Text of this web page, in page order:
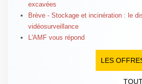
excavées
Brève - Stockage et incinération : le
vidéosurveillance
L'AMF vous répond
LES